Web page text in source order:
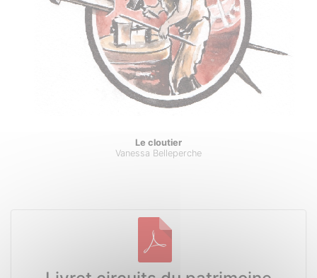
Le cloutier
Vanessa Belleperche
Documents à télécharger